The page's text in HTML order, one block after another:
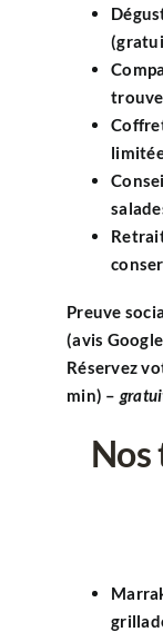
Preuve
(avis
Réservez
min) –